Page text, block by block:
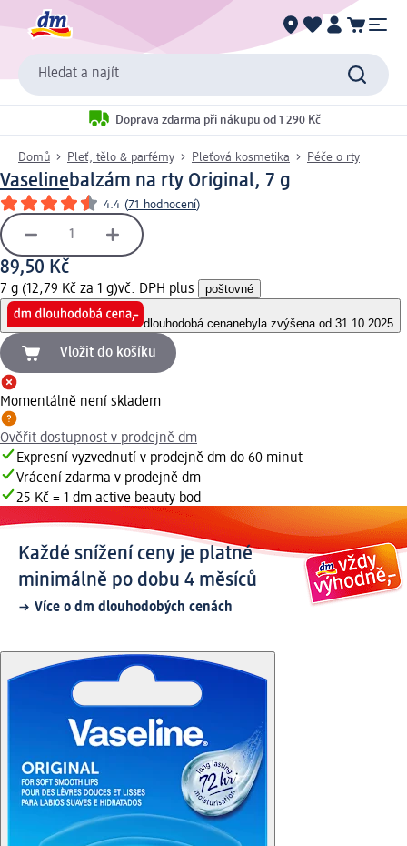
Hledat a najít
Doprava zdarma při nákupu od 1 290 Kč
Domů Pleť, tělo & parfémy Pleťová kosmetika Péče o rty
Vaselinebalzám na rty Original, 7 g
4.4 (71 hodnocení)
89,50 Kč
7 g (12,79 Kč za 1 g)vč. DPH plus poštovné
dlouhodobá cenanebyla zvýšena od 31.10.2025
Vložit do košíku
Momentálně není skladem
Ověřit dostupnost v prodejně dm
Expresní vyzvednutí v prodejně dm do 60 minut
Vrácení zdarma v prodejně dm
25 Kč = 1 dm active beauty bod
Každé snížení ceny je platné
minimálně po dobu 4 měsíců
Více o dm dlouhodobých cenách